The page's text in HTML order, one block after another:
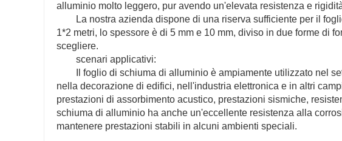
alluminio molto leggero, pur avendo un'elevata resistenza e
La nostra azienda dispone di una riserva sufficiente per il
1*2 metri, lo spessore è di 5 mm e 10 mm, diviso in due forme di
scegliere.
scenari applicativi:
Il foglio di schiuma di alluminio è ampiamente utilizzato nel
nella decorazione di edifici, nell'industria elettronica e in altri
prestazioni di assorbimento acustico, prestazioni sismiche,
schiuma di alluminio ha anche un'eccellente resistenza alla
mantenere prestazioni stabili in alcuni ambienti speciali.